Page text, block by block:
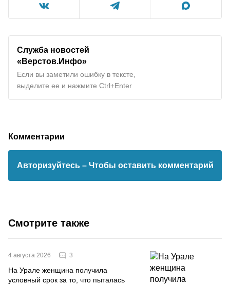
Служба новостей
«Верстов.Инфо»
Если вы заметили ошибку в тексте,
выделите ее и нажмите Ctrl+Enter
Комментарии
Авторизуйтесь – Чтобы оставить комментарий
Смотрите также
4 августа 2026 3
На Урале женщина получила
условный срок за то, что пыталась